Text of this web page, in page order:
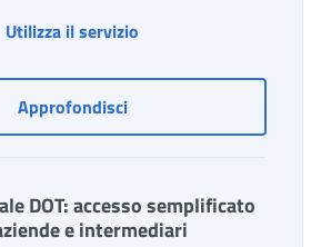
Utilizza il servizio
ApprofondisciDURC online
DOT: accesso semplificato
e intermediari